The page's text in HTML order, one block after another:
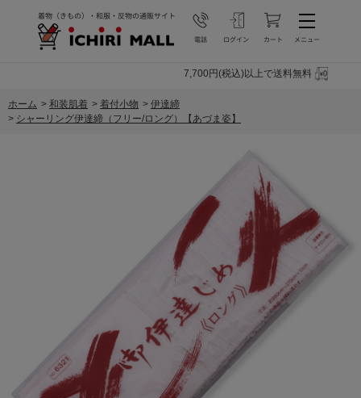
7,700円(税込)以上で送料無料
ホーム > 和装肌着 > 着付小物 > 伊達締
> シャーリング伊達締（フリー/ロング）【あづま姿】